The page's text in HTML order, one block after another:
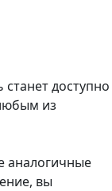
доступно
из
аналогичные
вы